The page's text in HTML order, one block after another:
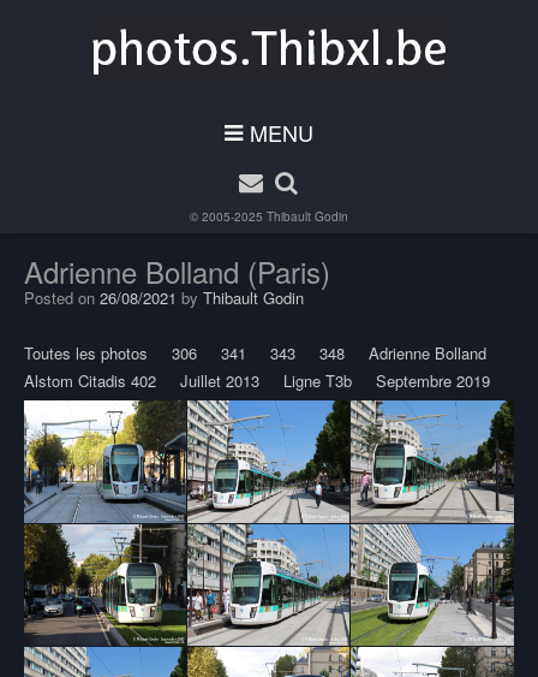
MENU
© 2005-2025 Thibault Godin
Adrienne Bolland (Paris)
Posted on 26/08/2021 by Thibault Godin
Toutes les photos 306 341 343 348
Adrienne Bolland
Alstom Citadis 402
Juillet 2013 Ligne T3b Septembre 2019